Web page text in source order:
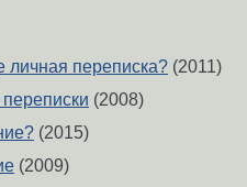
личная переписка? (2011)
(2008)
(2015)
(2009)